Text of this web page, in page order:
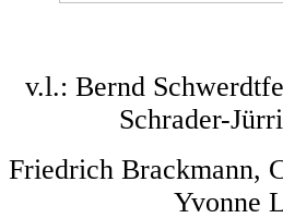
v.l.: Bernd
Schrader-
Friedrich Brackmann,
Yvonne